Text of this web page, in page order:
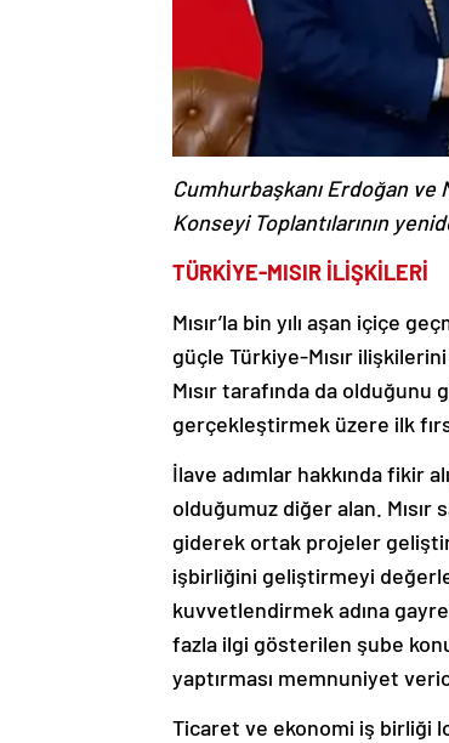
Cumhurbaşkanı Erdoğan ve
Konseyi Toplantılarının
TÜRKİYE-MISIR İLİŞKİLERİ
Mısır’la bin yılı aşan içiçe
güçle Türkiye-Mısır
Mısır tarafında da
gerçekleştirmek üzere ilk
İlave adımlar hakkında fikir
olduğumuz diğer alan. Mısır
giderek ortak projeler
işbirliğini geliştirmeyi
kuvvetlendirmek adına
fazla ilgi gösterilen şube
yaptırması memnuniyet
Ticaret ve ekonomi iş birliği